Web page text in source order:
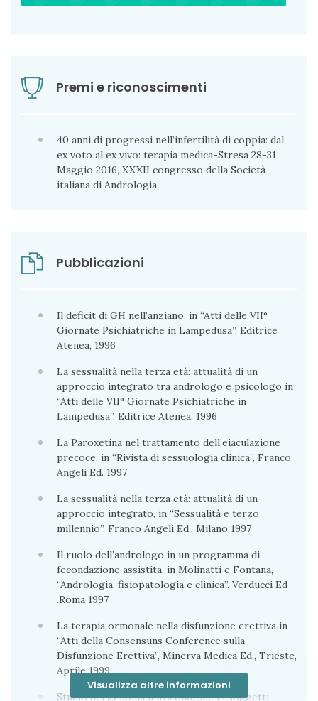
Premi e riconoscimenti
40 anni di progressi nell’infertilità di coppia: dal
ex voto al ex vivo: terapia medica-Stresa 28-31
Maggio 2016, XXXII congresso della Società
italiana di Andrologia
Pubblicazioni
Il deficit di GH nell’anziano, in “Atti delle VII°
Giornate Psichiatriche in Lampedusa”, Editrice
Atenea, 1996
La sessualità nella terza età: attualità di un
approccio integrato tra andrologo e psicologo in
“Atti delle VII° Giornate Psichiatriche in
Lampedusa”, Editrice Atenea, 1996
La Paroxetina nel trattamento dell’eiaculazione
precoce, in “Rivista di sessuologia clinica”, Franco
Angeli Ed. 1997
La sessualità nella terza età: attualità di un
approccio integrato, in “Sessualità e terzo
millennio”, Franco Angeli Ed., Milano 1997
Il ruolo dell’andrologo in un programma di
fecondazione assistita, in Molinatti e Fontana,
“Andrologia, fisiopatologia e clinica”. Verducci Ed
.Roma 1997
La terapia ormonale nella disfunzione erettiva in
“Atti della Consensuns Conference sulla
Disfunzione Erettiva”, Minerva Medica Ed., Trieste,
Aprile 1999
Studio del genoma mitocondriale in soggetti
Visualizza altre informazioni